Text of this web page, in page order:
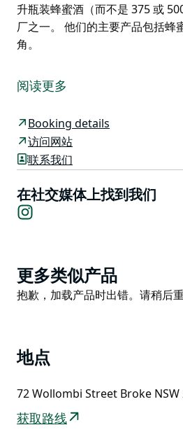
升瓶装蜂蜜酒（而不是 375 或
厂之一。 他们的主要产品包括蜂
角。
酒厂，总部位于新南威尔士州猎
制蜂蜜酒超过 10 年，养蜂业也有
是未经处理的原始蜂蜜，产自猎
Honey Wines Australia 是澳大利
厂之一。
他们的主要产品包括蜂蜜酒、蜂
阅读更多
Booking details
访问网站
联系我们
在社交媒体上找到我们
Product
List
更多类似产品
Product
抱歉，加载产品时出错。请稍后重
地点
72 Wollombi Street Broke NSW
获取路线